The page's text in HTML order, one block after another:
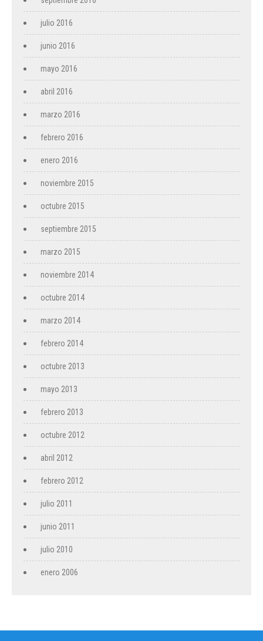
julio 2016
junio 2016
mayo 2016
abril 2016
marzo 2016
febrero 2016
enero 2016
noviembre 2015
octubre 2015
septiembre 2015
marzo 2015
noviembre 2014
octubre 2014
marzo 2014
febrero 2014
octubre 2013
mayo 2013
febrero 2013
octubre 2012
abril 2012
febrero 2012
julio 2011
junio 2011
julio 2010
enero 2006